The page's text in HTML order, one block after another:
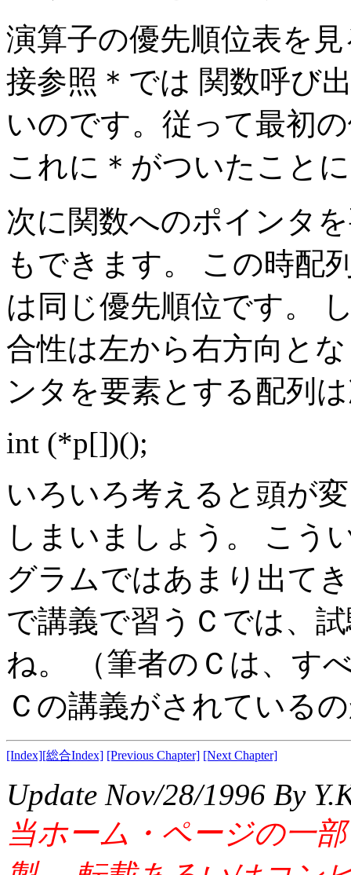
演算子の優先順位表を
接参照＊では 関数呼び
いのです。従って最初
これに＊がついたこと
次に関数へのポインタ
もできます。 この時配
は同じ優先順位です。
合性は左から右方向と
ンタを要素とする配列
int (*p[])();
いろいろ考えると頭が
しまいましょう。 こう
グラムではあまり出て
で講義で習うＣでは、
ね。 （筆者のＣは、す
Ｃの講義がされている
[Index][総合Index] [Previous Chapter] [Next Chapter]
Update Nov/28/1996 By
当ホーム・ページの一